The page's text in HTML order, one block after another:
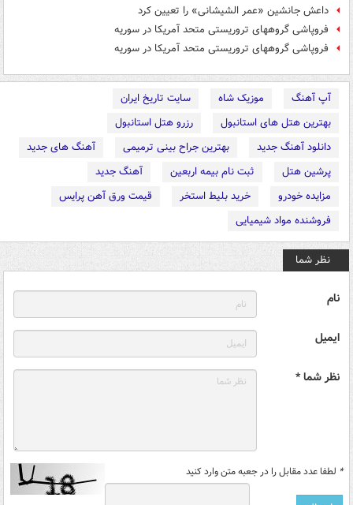
داعش جانشین «عمر الشیشانی» را تعیین کرد
فروپاشی گروههای تروریستی متحد آمریکا در سوریه
فروپاشی گروههای تروریستی متحد آمریکا در سوریه
آپ آهنگ موزیک شاه
سایت تاریخ ایران
بهترین هتل های استانبول
رزرو هتل استانبول
دانلود آهنگ جدید
بهترین جراح بینی ترمیمی
آهنگ های جدید
پرشین هتل
ثبت نام بیمه اربعین
آهنگ جدید
مزایده خودرو
خرید بلیط استخر
قیمت ورق آهن پرایس
فروشنده مواد شیمیایی
نظر شما
نام
ایمیل
نظر شما *
* لطفا عدد مقابل را در جعبه متن وارد کنید